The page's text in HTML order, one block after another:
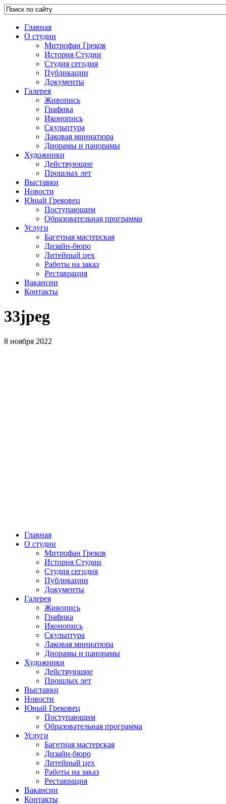
Главная
О студии
Митрофан Греков
История Студии
Студия сегодня
Публикации
Документы
Галерея
Живопись
Графика
Иконопись
Скульптура
Лаковая миниатюра
Диорамы и панорамы
Художники
Действующие
Прошлых лет
Выставки
Новости
Юный Грековец
Поступающим
Образовательная программа
Услуги
Багетная мастерская
Дизайн-бюро
Литейный цех
Работы на заказ
Реставрация
Вакансии
Контакты
33jpeg
8 ноября 2022
Главная
О студии
Митрофан Греков
История Студии
Студия сегодня
Публикации
Документы
Галерея
Живопись
Графика
Иконопись
Скульптура
Лаковая миниатюра
Диорамы и панорамы
Художники
Действующие
Прошлых лет
Выставки
Новости
Юный Грековец
Поступающим
Образовательная программа
Услуги
Багетная мастерская
Дизайн-бюро
Литейный цех
Работы на заказ
Реставрация
Вакансии
Контакты